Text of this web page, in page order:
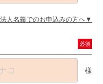
人名義でのお申込みの方へ
必須
様